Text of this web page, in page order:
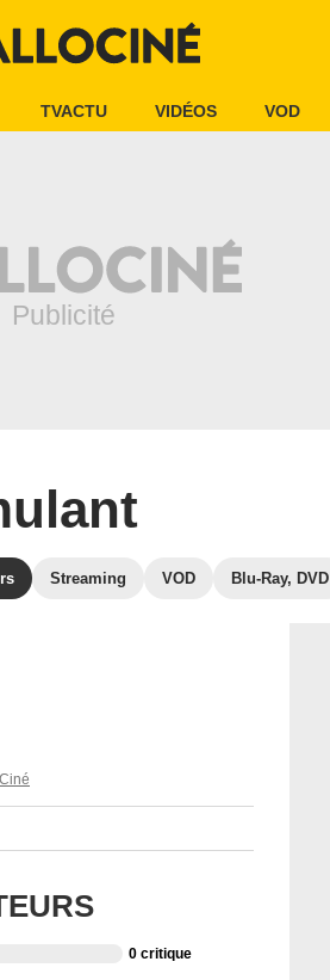
TVACTU VIDÉOS VOD
Streaming VOD Blu-Ray, DVD
0 critique